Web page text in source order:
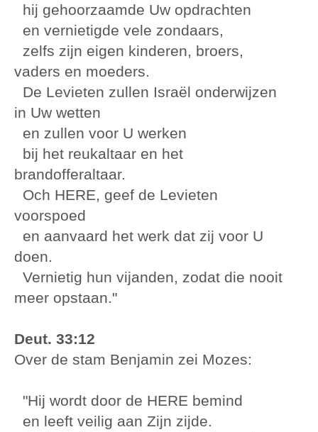
hij gehoorzaamde Uw opdrachten
en vernietigde vele zondaars,
zelfs zijn eigen kinderen, broers,
vaders en moeders.
De Levieten zullen Israël onderwijzen
in Uw wetten
en zullen voor U werken
bij het reukaltaar en het
brandofferaltaar.
Och HERE, geef de Levieten
voorspoed
en aanvaard het werk dat zij voor U
doen.
Vernietig hun vijanden, zodat die nooit
meer opstaan."
Deut. 33:12
Over de stam Benjamin zei Mozes:
"Hij wordt door de HERE bemind
en leeft veilig aan Zijn zijde.